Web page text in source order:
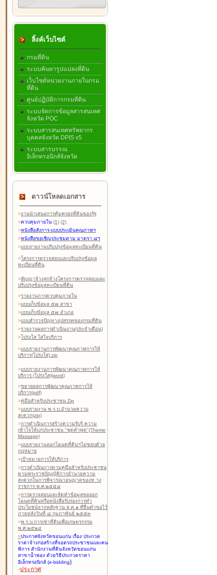
ลิ้งค์เว็บไซต์
กรมที่ดิน
ระบบค้นหารูปแปลงที่ดิน
เว็บไซต์หน่วยงานภายในกรม
ที่ดิน
ศูนย์ปฏิบัติการกรมที่ดิน
ระบบจัดการข้อมูลสารสนเทศ
จังหวัด POC
ระบบสารสนเทศทรัพยากร
บุคคลจังหวัด DPIS v5
ระบบสารบรรณ
อิเล็กทรอนิกส์จังหวัด
ดาวน์โหลดเอกสาร
>งานนำเสนอการคุ้มครองที่ดินของรัฐ
>ควบคุมภายใน (1) (2)
>หนังสือสังการ-แบบประเมินคุณภาพฯ
>หนังสือขอเชิญประชุมตาม มาตรา ๘ฯ
>แบบรายงานปรับปรุงข้อมูลทะเบียนที่ดิน
>โครงการตรวจสอบและปรับปรุงข้อมูล
ทะเบียนที่ดิน
>สัญญาจ้างลูกจ้างโครงการตรวจสอบและ
ปรับปรุงข้อมูลทะเบียนที่ดิน
>รายงานการควบคุมภายใน
>แบบเก็บข้อมูล ๕๗ สาขา
>แบบเก็บข้อมูล ๕๗ อำเภอ
>แบบสำรวจปัญหาอุปสรรคของกรมที่ดิน
>รายงานผลการดำเนินงาน(ประจำเดือน)
>โปร่งใส ใส่ใจบริการ
>แบบรายงานการพัฒนาคุณภาพการให้
บริการ(โปร่งใส).zip
>แบบรายงานการพัฒนาคุณภาพการให้
บริการ (โปร่งใส)(word)
>ขยายผลการพัฒนาคุณภาพการให้
บริการ(pdf)
>คู่มือสำหรับประชาชน Zip
>แบบรายงาน พ.ร.บ.อำนวยความ
สะดวก(zip)
>การดำเนินการสร้างความรับรู้ ความ
เข้าใจให้แก่ประชาชน "ชุดคำพูด"(Theme
Massage)
>แบบรายงานออกโฉนดที่ดินฯไม่ชอบด้วย
กฎหมาย
>เป้าหมายการให้บริการ
>การดำเนินการตามคู่มือสำหรับประชาชน
ตามพระราชบัญญัติการอำนวยความ
สะดวกในการพิจารณาอนุญาตของท าง
ราชการ พ.ศ.๒๕๕๘
>การตรวจสอบและจัดทำข้อมูลขอออก
โฉนดที่ดินหรือหนังสือรับรองการทำ
ประโยชน์จากหลักฐาน ส.ค.๑ ที่ยื่นคำขอไว้
ภายหลังวันที่ ๘ กุมภาพันธ์ ๒๕๕๓
>พ.ร.บ.การเช่าที่ดินเพื่อเกษตรกรรม
พ.ศ.๒๕๒๔
>ประกาศจังหวัดขอนแก่น เรื่อง ประกวด
ราคาจ้างก่อสร้างที่จอดรถประชาชนและคน
พิการ สำนักงานที่ดินจังหวัดขอนแก่น
สาขาน้ำพอง ด้วยวิธีประกวดราคา
อิเล็กทรอนิกส์ (e-bidding)
-ประกาศ